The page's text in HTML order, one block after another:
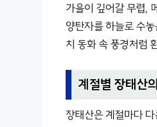
가을이 깊어갈 무렵,
양탄자를 하늘로 수
치 동화 속 풍경처럼
계절별 장태산
장태산은 계절마다